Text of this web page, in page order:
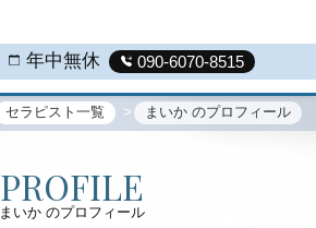
年中無休 090-6070-8515
セラピスト一覧 まいか のプロフィール
PROFILE
まいか のプロフィール